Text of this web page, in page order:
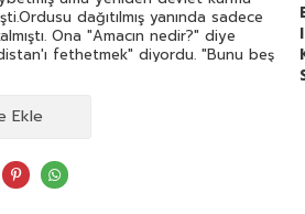
dağıtılmış yanında sadece
Ona "Amacın nedir?" diye
fethetmek" diyordu. "Bunu beş
veriyordu.Tarih bu aşamada çok
oldu. Eğitilmiş boğa yılanları bir
hayalet köyün insanları ıslık çalan
İran Şah'ı İsmail ile Babür'ün
inanmış beş kişinin Babür Devleti'ni
Ekle